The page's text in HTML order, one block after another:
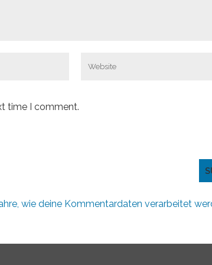
time I comment.
wie deine Kommentardaten verarbeitet